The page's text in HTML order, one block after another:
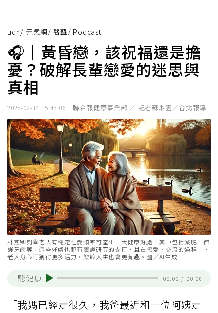
udn/ 元氣網/ 醫聲/ Podcast
🎧｜黃昏戀，該祝福還是擔
憂？破解長輩戀愛的迷思與
真相
2025-02-14 15:43:06 聯合報健康事業部 ／ 記者蘇湘雲／台北報導
林燕卿列舉老人有穩定性愛頻率可產生十大健康好處，其中包括減肥、保
護牙齒等，這些好處也都有實證研究的支持，且在戀愛、交流的過程中，
老人身心可獲得更多活力，樂齡人生也會更有趣。圖／AI生成
聽健康 00:00 / 00:00
「我媽已經走很久，我爸最近和一位阿姨走